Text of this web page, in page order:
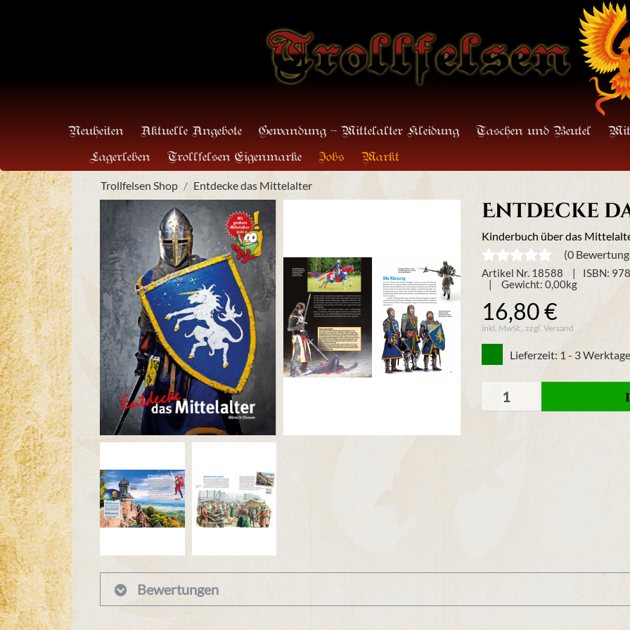
Neuheiten Aktuelle Angebote Gewandung - Mittelalter Kleidung Taschen und Beutel
Lagerleben
Trollfelsen Eigenmarke Jobs Markt
Trollfelsen Shop Entdecke das Mittelalter
Entdecke
Kinderbuch über das
(0
Artikel Nr. 18588
ISBN:
Gewicht: 0,00kg
16,80 €
inkl. MwSt., zzgl. Versand
Lieferzeit: 1 - 3 Werktage
Bewertungen